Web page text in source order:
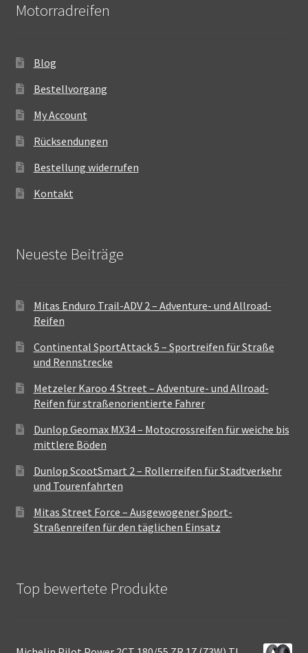
Motorradreifen
Blog
Bestellvorgang
My Account
Rücksendungen
Bestellung widerrufen
Kontakt
Neueste Beiträge
Mitas Enduro Trail-ADV 2 – Adventure- und Allroad-
Reifen
Continental SportAttack 5 – Sportreifen für Straße
und Rennstrecke
Metzeler Karoo 4 Street – Adventure- und Allroad-
Reifen für straßenorientierte Fahrer
Dunlop Geomax MX34 – Motocrossreifen für weiche bis
mittlere Böden
Dunlop ScootSmart 2 – Rollerreifen für Stadtverkehr
und Tourenfahrten
Mitas Street Force – Ausgewogener Sport-
Straßenreifen für den täglichen Einsatz
Top bewertete Produkte